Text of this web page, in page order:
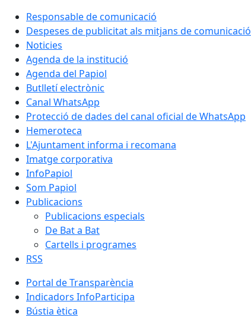
Responsable de comunicació
Despeses de publicitat als mitjans de comunicació
Noticies
Agenda de la institució
Agenda del Papiol
Butlletí electrònic
Canal WhatsApp
Protecció de dades del canal oficial de WhatsApp
Hemeroteca
L'Ajuntament informa i recomana
Imatge corporativa
InfoPapiol
Som Papiol
Publicacions
Publicacions especials
De Bat a Bat
Cartells i programes
RSS
Portal de Transparència
Indicadors InfoParticipa
Bústia ètica